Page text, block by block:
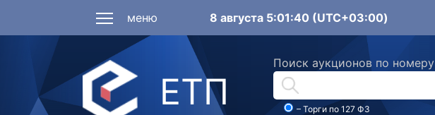
меню 8 августа 5:01:40 (UTC+03:00)
ЕТП
Поиск аукционов по номеру
– Торги по 127 ФЗ